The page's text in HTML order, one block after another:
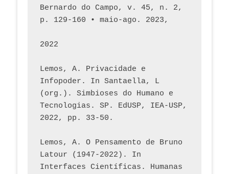
Bernardo do Campo, v. 45, n. 2,
p. 129-160 • maio-ago. 2023,
2022
Lemos, A. Privacidade e
Infopoder. In Santaella, L
(org.). Simbioses do Humano e
Tecnologias. SP. EdUSP, IEA-USP,
2022, pp. 33-50.
Lemos, A. O Pensamento de Bruno
Latour (1947-2022). In
Interfaces Científicas. Humanas